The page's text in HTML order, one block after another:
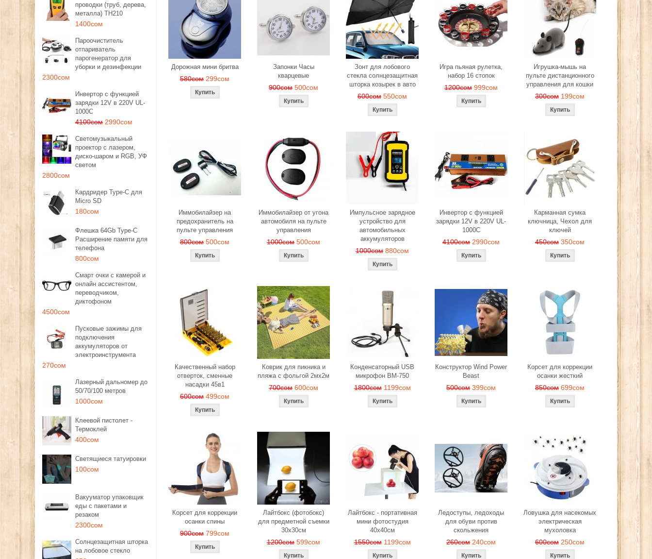
проводки (труб, дерева,
металла) TH210
1400сом
Пароочиститель
отпариватель
парогенератор для
уборки и дезинфекции
2300сом
Инвертор с функцией
зарядки 12V в 220V UL-
1000C
4100сом 2990сом
Светомузыкальный
проектор с лазером,
диско-шаром и RGB, УФ
светом
2800сом
Кардридер Type-C для
Micro SD
180сом
Флешка 64Gb Type-C
Расширение памяти для
телефона
800сом
Смарт очки с камерой и
онлайн ассистентом,
переводчиком,
диктофоном
4500сом
Пусковые зажимы для
подключения
аккумуляторов от
электроинструмента
270сом
Лазерный дальномер до
50/70/100 метров
1000сом
Клеевой пистолет -
Термоклей
400сом
Светящиеся татуировки
100сом
Вакууматор упаковщик
еды с пакетами и
резаком
2300сом
Солнцезащитная шторка
на лобовое стекло
Дорожная мини бритва
580сом 299сом
Запонки Часы
кварцевые
900сом 500сом
Зонт для лобового
стекла солнцезащитная
шторка козырек в авто
600сом 550сом
Игра пьяная рулетка,
набор 16 стопок
1200сом 999сом
Игрушка-мышь на
пульте дистанционного
управления для кошки
300сом 199сом
Иммобилайзер на
предохранитель на
пульте управления
800сом 500сом
Иммобилайзер от угона
автомобиля на пульте
управления
1000сом 500сом
Импульсное зарядное
устройство для
автомобильных
аккумуляторов
1000сом 880сом
Инвертор с функцией
зарядки 12V в 220V UL-
1000C
4100сом 2990сом
Карманная сумка
ключница, Чехол для
ключей
450сом 350сом
Качественный набор
отверток, сменные
насадки 45в1
600сом 499сом
Коврик для пикника и
пляжа с фольгой 2мх2м
700сом 600сом
Конденсаторный USB
микрофон BM-750
1800сом 1199сом
Конструктор Wind Power
Beast
500сом 399сом
Корсет для коррекции
осанки жесткий
850сом 699сом
Корсет для коррекции
осанки спины
900сом 799сом
Лайтбокс (фотобокс)
для предметной съемки
30x30см
1200сом 599сом
Лайтбокс - портативная
мини фотостудия
40x40см
1550сом 1199сом
Ледоступы, ледоходы
для обуви против
скольжения
260сом 240сом
Ловушка для насекомых
электрическая
мухоловка
600сом 250сом